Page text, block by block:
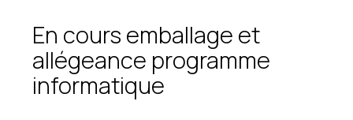
En cours emballage et
allégeance programme
informatique